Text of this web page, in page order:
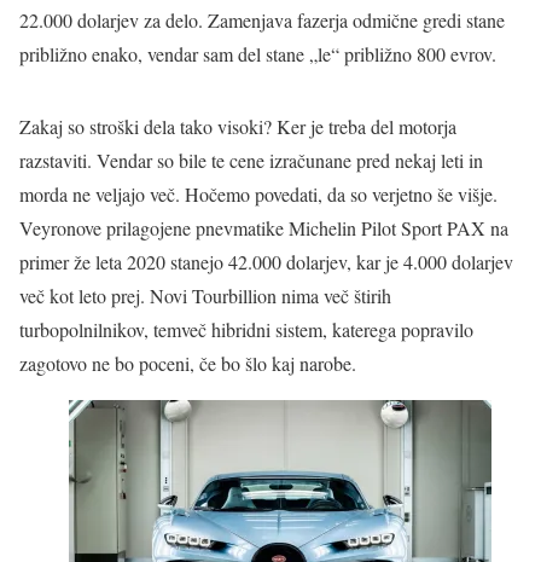
22.000 dolarjev za delo. Zamenjava fazerja odmične gredi stane
približno enako, vendar sam del stane „le“ približno 800 evrov.
Zakaj so stroški dela tako visoki? Ker je treba del motorja
razstaviti. Vendar so bile te cene izračunane pred nekaj leti in
morda ne veljajo več. Hočemo povedati, da so verjetno še višje.
Veyronove prilagojene pnevmatike Michelin Pilot Sport PAX na
primer že leta 2020 stanejo 42.000 dolarjev, kar je 4.000 dolarjev
več kot leto prej. Novi Tourbillion nima več štirih
turbopolnilnikov, temveč hibridni sistem, katerega popravilo
zagotovo ne bo poceni, če bo šlo kaj narobe.